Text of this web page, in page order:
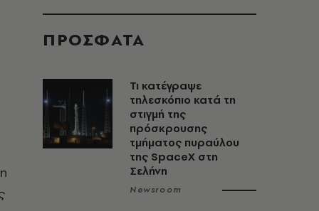
ΠΡΟΣΦΑΤΑ
Τι κατέγραψε
τηλεσκόπιο κατά τη
στιγμή της
πρόσκρουσης
τμήματος πυραύλου
της SpaceX στη
Σελήνη
Newsroom